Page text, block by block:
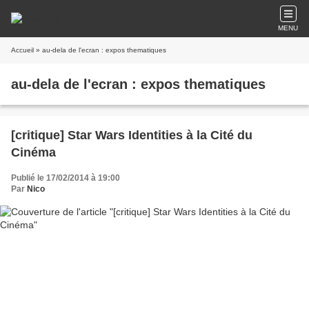
MENU
Accueil » au-dela de l'ecran : expos thematiques
au-dela de l'ecran : expos thematiques
[critique] Star Wars Identities à la Cité du
Cinéma
Publié le 17/02/2014 à 19:00
Par Nico